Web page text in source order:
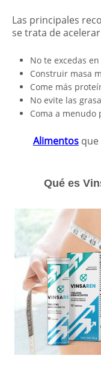
Las principales
se trata de
No te excedas
Construir masa
Come más
No evite las
Coma a menudo
Alimentos que
Qué es